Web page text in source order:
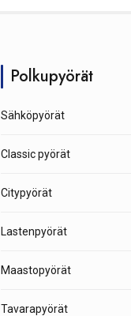
Polkupyörät
Sähköpyörät
Classic pyörät
Citypyörät
Lastenpyörät
Maastopyörät
Tavarapyörät